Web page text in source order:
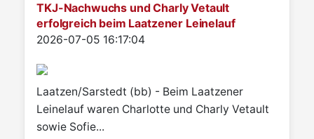
TKJ-Nachwuchs und Charly Vetault
erfolgreich beim Laatzener Leinelauf
Details
2026-07-05 16:17:04
Laatzen/Sarstedt (bb) - Beim Laatzener
Leinelauf waren Charlotte und Charly Vetault
sowie Sofie...